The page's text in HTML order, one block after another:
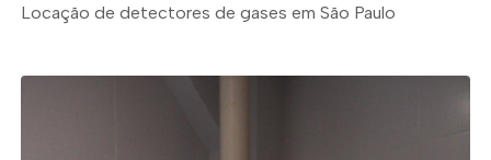
Locação de detectores de gases em São Paulo